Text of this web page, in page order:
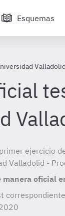
Esquemas
Valladolid
ejercicio
Valladolid -
oficial